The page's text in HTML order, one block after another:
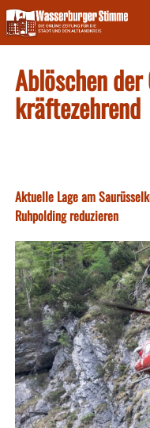
Skip
to
content
Ablöschen
kräftezehrend
Aktuelle Lage am
Ruhpolding reduzieren